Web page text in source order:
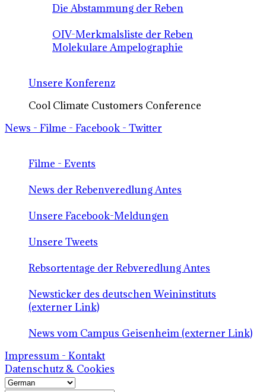
Die Abstammung der Reben
OIV-Merkmalsliste der Reben
Molekulare Ampelographie
Unsere Konferenz
Cool Climate Customers Conference
News - Filme - Facebook - Twitter
Filme - Events
News der Rebenveredlung Antes
Unsere Facebook-Meldungen
Unsere Tweets
Rebsortentage der Rebveredlung Antes
Newsticker des deutschen Weininstituts
(externer Link)
News vom Campus Geisenheim (externer Link)
Impressum - Kontakt
Datenschutz & Cookies